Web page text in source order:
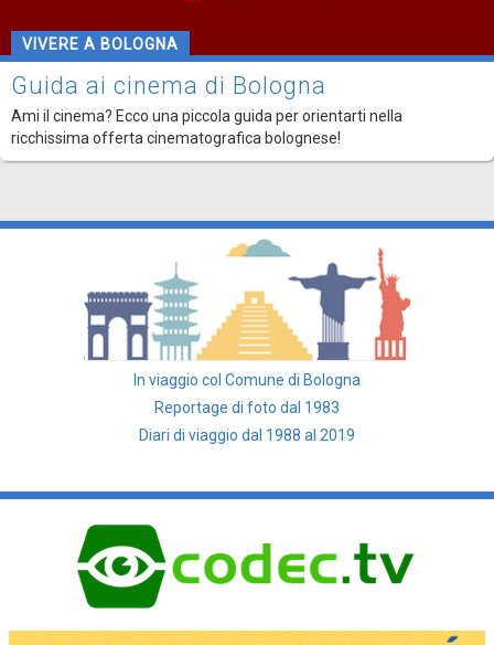
VIVERE A BOLOGNA
Guida ai cinema di Bologna
Ami il cinema? Ecco una piccola guida per orientarti nella
ricchissima offerta cinematografica bolognese!
In viaggio col Comune di Bologna
Reportage di foto dal 1983
Diari di viaggio dal 1988 al 2019